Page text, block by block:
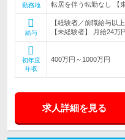
勤務地
転居を伴う転勤なし 【
給与
【経験者／前職給与以
【未経験者】 月給24万
初年度
年収
400万円～1000万円
求人詳細を見る